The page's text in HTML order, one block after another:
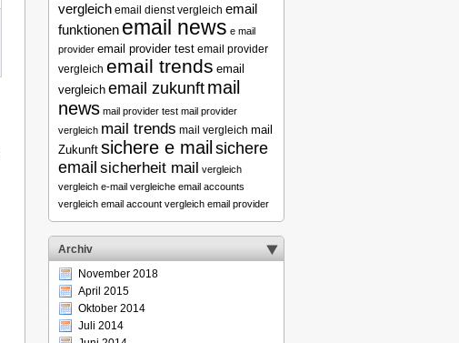
vergleich email dienst vergleich email
funktionen email news e mail
provider email provider test email provider
vergleich email trends email
vergleich email zukunft mail
news mail provider test mail provider
vergleich mail trends mail vergleich mail
Zukunft sichere e mail sichere
email sicherheit mail vergleich
vergleich e-mail vergleiche email accounts
vergleich email account vergleich email provider
Archiv
November 2018
April 2015
Oktober 2014
Juli 2014